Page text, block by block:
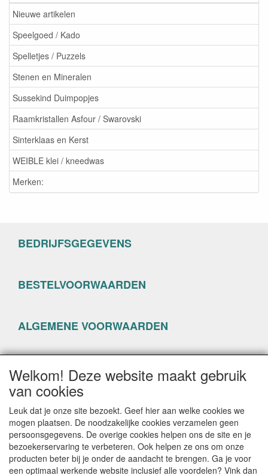
Nieuwe artikelen
Speelgoed / Kado
Spelletjes / Puzzels
Stenen en Mineralen
Sussekind Duimpopjes
Raamkristallen Asfour / Swarovski
Sinterklaas en Kerst
WEIBLE klei / kneedwas
Merken:
BEDRIJFSGEGEVENS
BESTELVOORWAARDEN
ALGEMENE VOORWAARDEN
PRIVACYVERKLARING
CONTACTGEGEVENS
www.happyseven.nl
Welkom! Deze website maakt gebruik
van cookies
Leuk dat je onze site bezoekt. Geef hier aan welke cookies we
mogen plaatsen. De noodzakelijke cookies verzamelen geen
persoonsgegevens. De overige cookies helpen ons de site en je
bezoekerservaring te verbeteren. Ook helpen ze ons om onze
producten beter bij je onder de aandacht te brengen. Ga je voor
een optimaal werkende website inclusief alle voordelen? Vink dan